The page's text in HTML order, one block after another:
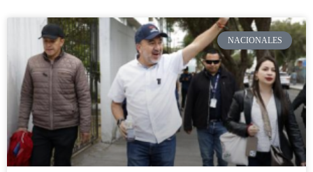
NACIONALES